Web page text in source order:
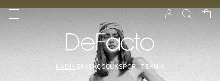
KADIN ERKEKÇOCUKSPOR | TEKNİK